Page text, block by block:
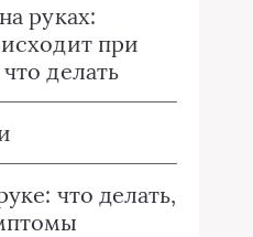
руках:
при
делать
что делать,